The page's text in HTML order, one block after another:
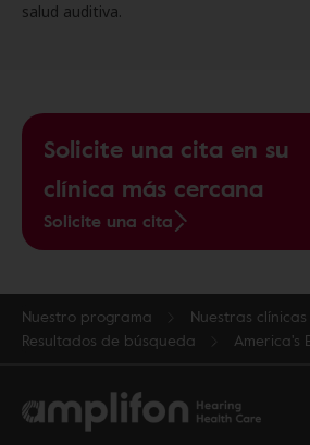
salud auditiva.
Solicite una cita en su
clínica más cercana
Solicite una cita
Nuestro programa
Nuestras clínicas
Resultados de búsqueda
America's